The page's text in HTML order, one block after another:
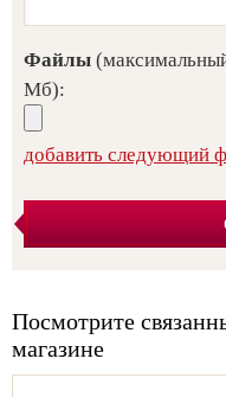
Файлы
Мб):
добавить следующий
Посмотрите
магазине